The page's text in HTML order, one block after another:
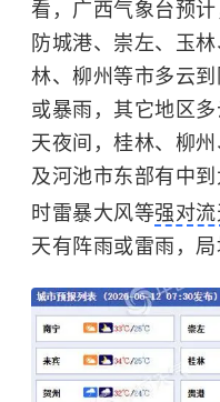
看，广西气象台预计
防城港、崇左、玉
林、柳州等市多云
或暴雨，其它地区
天夜间，桂林、柳
及河池市东部有中
时雷暴大风等强对
天有阵雨或雷雨，局